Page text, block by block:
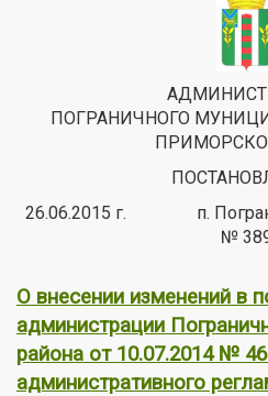
ПОГРАНИЧНОГО
26.06.2015 г. п.
№
О внесении изменений в
администрации
района от 10.07.2014 №
административного